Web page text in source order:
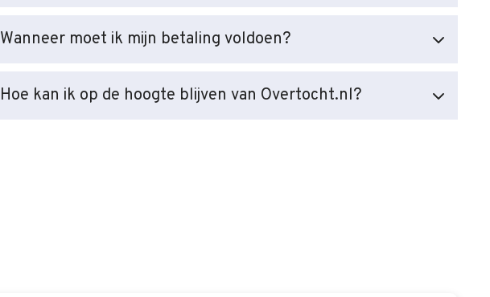
Wanneer moet ik mijn betaling voldoen?
Hoe kan ik op de hoogte blijven van Overtocht.nl?